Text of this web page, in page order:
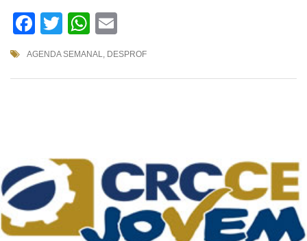
Facebook
TwitterWhatsApp
AGENDA SEMANAL, DESPROF